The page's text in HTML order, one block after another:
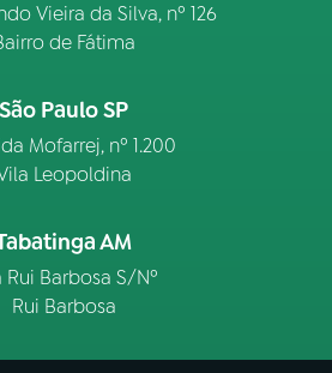
Vieira da Silva, nº 126
de Fátima
São Paulo SP
Mofarrej, nº 1.200
Leopoldina
AM
Rui Barbosa S/Nº
Rui Barbosa